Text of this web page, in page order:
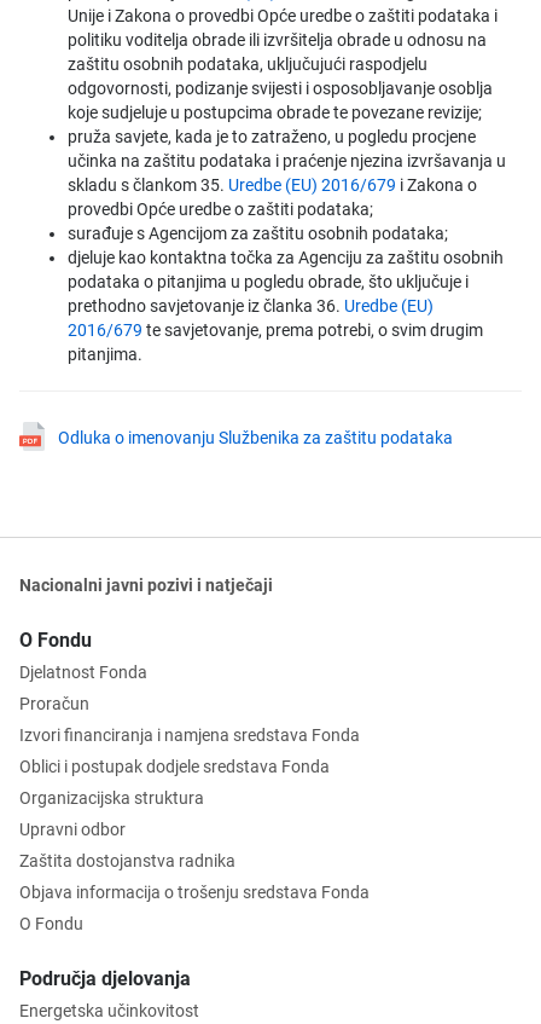
Unije i Zakona o provedbi Opće uredbe o zaštiti podataka i
politiku voditelja obrade ili izvršitelja obrade u odnosu na
zaštitu osobnih podataka, uključujući raspodjelu
odgovornosti, podizanje svijesti i osposobljavanje osoblja
koje sudjeluje u postupcima obrade te povezane revizije;
pruža savjete, kada je to zatraženo, u pogledu procjene
učinka na zaštitu podataka i praćenje njezina izvršavanja u
skladu s člankom 35. Uredbe (EU) 2016/679 i Zakona o
provedbi Opće uredbe o zaštiti podataka;
surađuje s Agencijom za zaštitu osobnih podataka;
djeluje kao kontaktna točka za Agenciju za zaštitu osobnih
podataka o pitanjima u pogledu obrade, što uključuje i
prethodno savjetovanje iz članka 36. Uredbe (EU)
2016/679 te savjetovanje, prema potrebi, o svim drugim
pitanjima.
Odluka o imenovanju Službenika za zaštitu podataka
Nacionalni javni pozivi i natječaji
O Fondu
Djelatnost Fonda
Proračun
Izvori financiranja i namjena sredstava Fonda
Oblici i postupak dodjele sredstava Fonda
Organizacijska struktura
Upravni odbor
Zaštita dostojanstva radnika
Objava informacija o trošenju sredstava Fonda
O Fondu
Područja djelovanja
Energetska učinkovitost